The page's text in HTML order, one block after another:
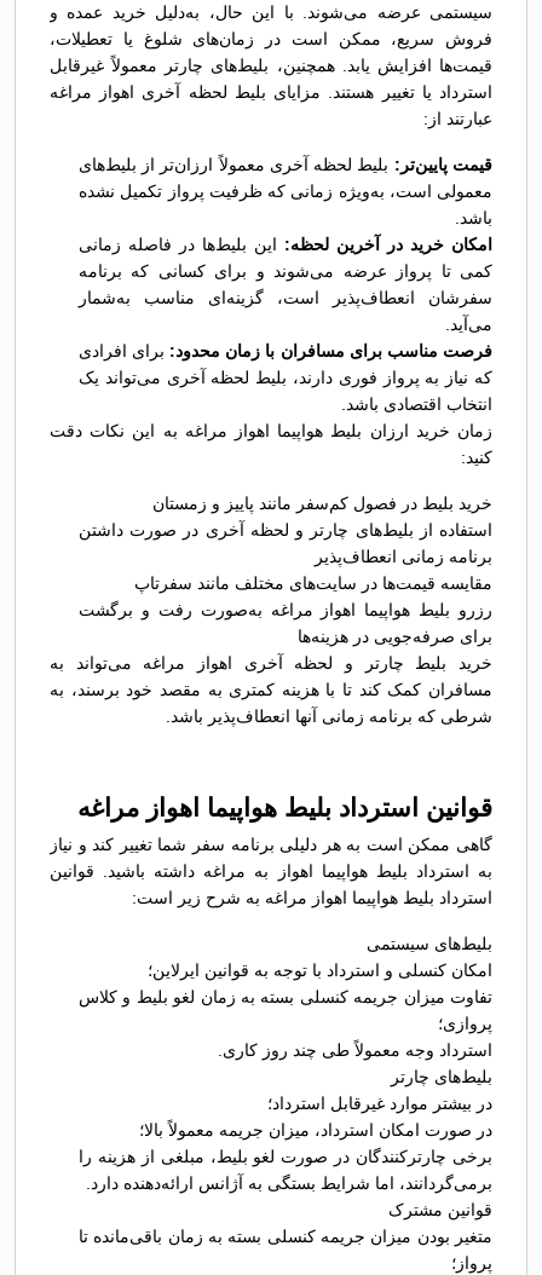
سیستمی عرضه می‌شوند. با این حال، به‌دلیل خرید عمده و
فروش سریع، ممکن است در زمان‌های شلوغ یا تعطیلات،
قیمت‌ها افزایش یابد. همچنین، بلیط‌های چارتر معمولاً غیرقابل
استرداد یا تغییر هستند. مزایای بلیط لحظه آخری اهواز مراغه
عبارتند از:
قیمت پایین‌تر: بلیط لحظه آخری معمولاً ارزان‌تر از بلیط‌های
معمولی است، به‌ویژه زمانی که ظرفیت پرواز تکمیل نشده
باشد.
امکان خرید در آخرین لحظه: این بلیط‌ها در فاصله زمانی
کمی تا پرواز عرضه می‌شوند و برای کسانی که برنامه
سفرشان انعطاف‌پذیر است، گزینه‌ای مناسب به‌شمار
می‌آید.
فرصت مناسب برای مسافران با زمان محدود: برای افرادی
که نیاز به پرواز فوری دارند، بلیط لحظه آخری می‌تواند یک
انتخاب اقتصادی باشد.
زمان خرید ارزان بلیط هواپیما اهواز مراغه به این نکات دقت
کنید:
خرید بلیط در فصول کم‌سفر مانند پاییز و زمستان
استفاده از بلیط‌های چارتر و لحظه آخری در صورت داشتن
برنامه زمانی انعطاف‌پذیر
مقایسه قیمت‌ها در سایت‌های مختلف مانند سفرتاپ
رزرو بلیط هواپیما اهواز مراغه به‌صورت رفت و برگشت
برای صرفه‌جویی در هزینه‌ها
خرید بلیط چارتر و لحظه آخری اهواز مراغه می‌تواند به
مسافران کمک کند تا با هزینه کمتری به مقصد خود برسند، به
شرطی که برنامه زمانی آنها انعطاف‌پذیر باشد.
قوانین استرداد بلیط هواپیما اهواز مراغه
گاهی ممکن است به هر دلیلی برنامه سفر شما تغییر کند و نیاز
به استرداد بلیط هواپیما اهواز به مراغه داشته باشید. قوانین
استرداد بلیط هواپیما اهواز مراغه به شرح زیر است:
بلیط‌های سیستمی
امکان کنسلی و استرداد با توجه به قوانین ایرلاین؛
تفاوت میزان جریمه کنسلی بسته به زمان لغو بلیط و کلاس
پروازی؛
استرداد وجه معمولاً طی چند روز کاری.
بلیط‌های چارتر
در بیشتر موارد غیرقابل استرداد؛
در صورت امکان استرداد، میزان جریمه معمولاً بالا؛
برخی چارترکنندگان در صورت لغو بلیط، مبلغی از هزینه را
برمی‌گردانند، اما شرایط بستگی به آژانس ارائه‌دهنده دارد.
قوانین مشترک
متغیر بودن میزان جریمه کنسلی بسته به زمان باقی‌مانده تا
پرواز؛